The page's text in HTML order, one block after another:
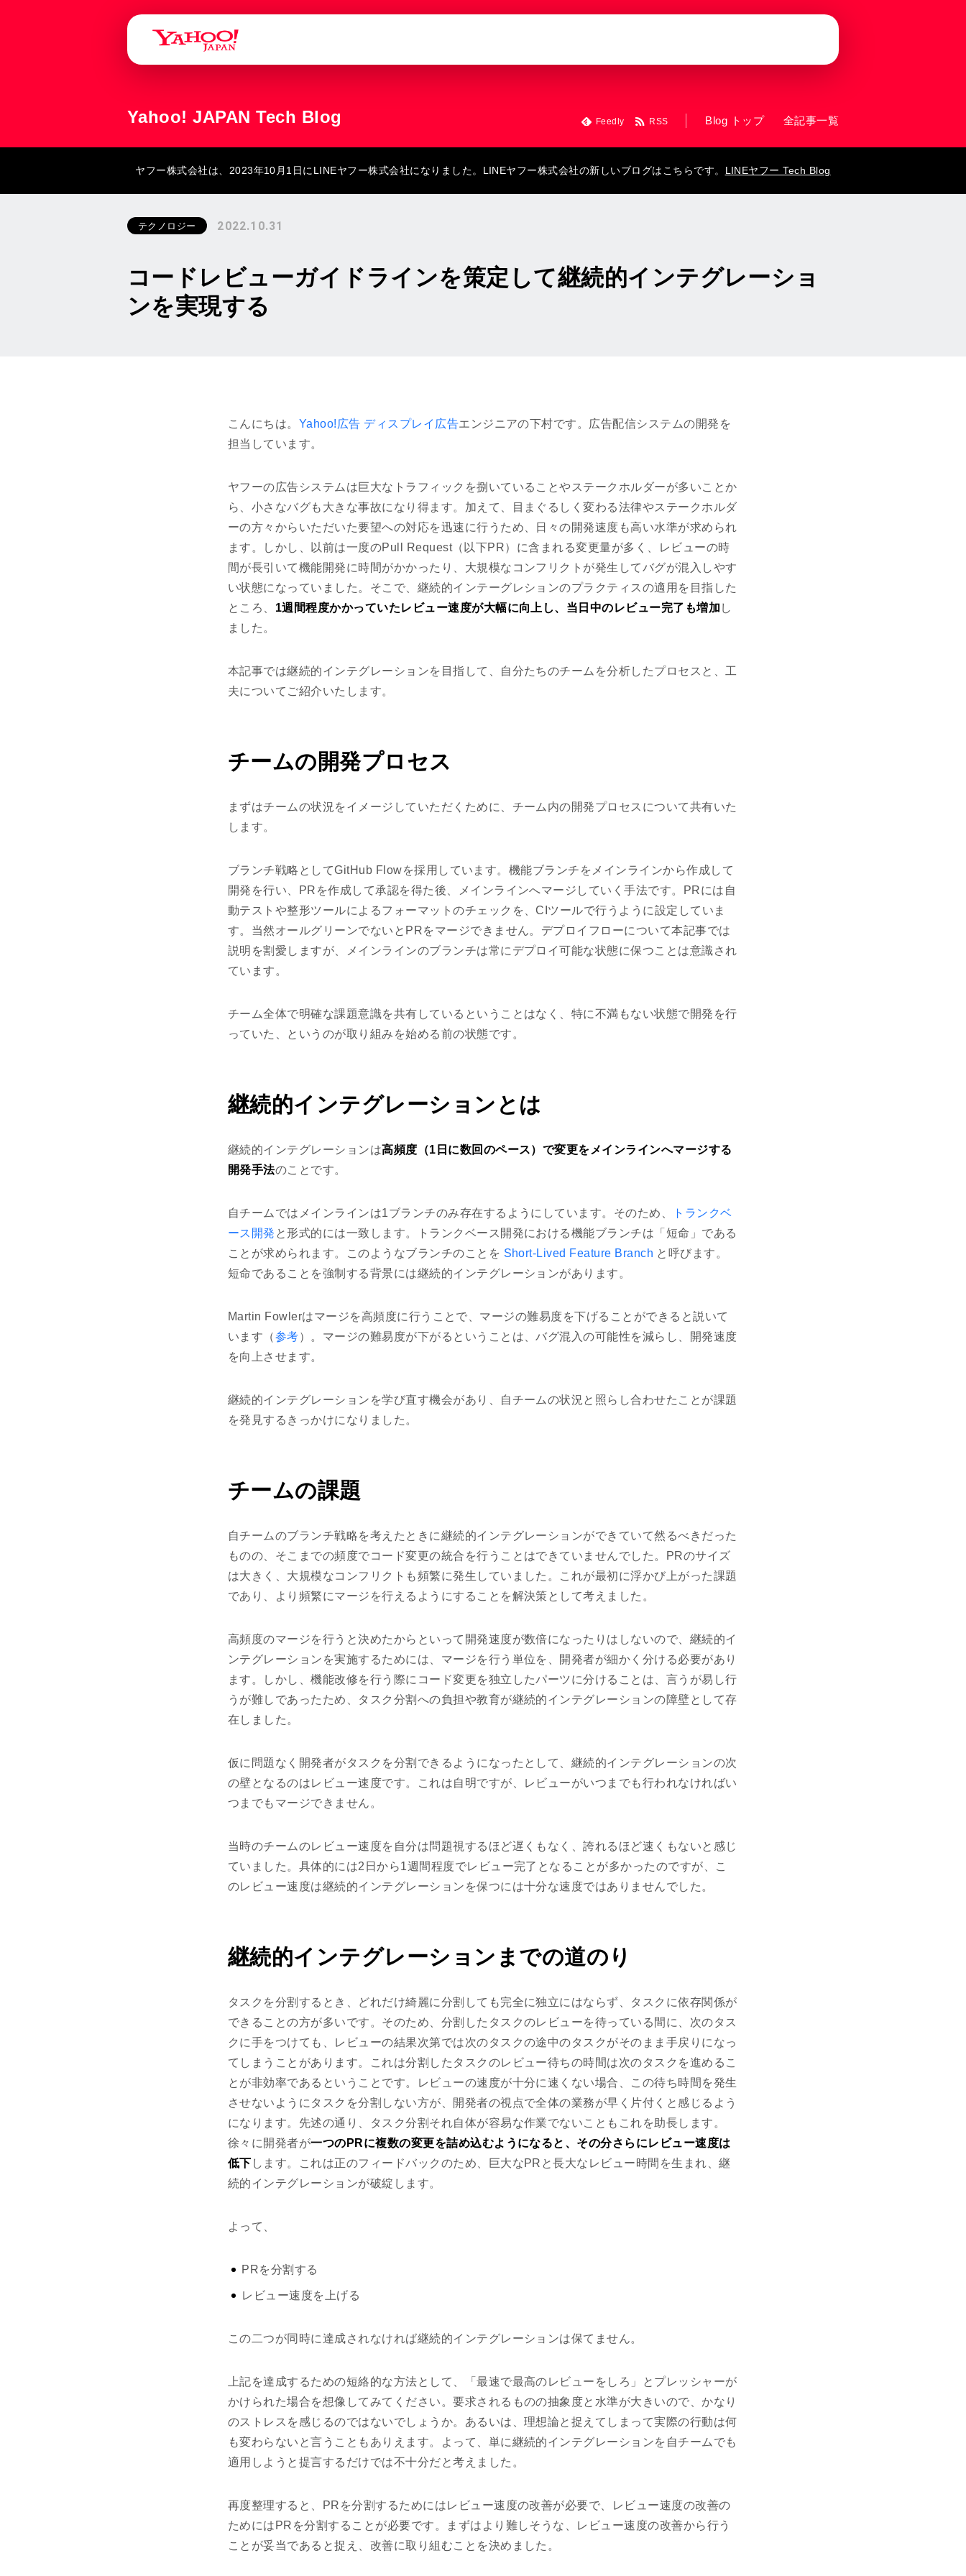
Yahoo! JAPAN Tech Blog Feedly RSS Blog トップ 全記事一覧
ヤフー株式会社は、2023年10月1日にLINEヤフー株式会社になりました。LINEヤフー株式会社の新しいブログはこちらです。 LINEヤフー Tech Blog
テクノロジー 2022.10.31
コードレビューガイドラインを策定して継続的インテグレーショ
ンを実現する
こんにちは。 Yahoo!広告 ディスプレイ広告エンジニアの下村です。広告配信システムの開発を
担当しています。
ヤフーの広告システムは巨大なトラフィックを捌いていることやステークホルダーが多いことか
ら、小さなバグも大きな事故になり得ます。加えて、目まぐるしく変わる法律やステークホルダ
ーの方々からいただいた要望への対応を迅速に行うため、日々の開発速度も高い水準が求められ
ます。しかし、以前は一度のPull Request（以下PR）に含まれる変更量が多く、レビューの時
間が長引いて機能開発に時間がかかったり、大規模なコンフリクトが発生してバグが混入しやす
い状態になっていました。そこで、継続的インテーグレションのプラクティスの適用を目指した
ところ、 1週間程度かかっていたレビュー速度が大幅に向上し、当日中のレビュー完了も増加 し
ました。
本記事では継続的インテグレーションを目指して、自分たちのチームを分析したプロセスと、工
夫についてご紹介いたします。
チームの開発プロセス
まずはチームの状況をイメージしていただくために、チーム内の開発プロセスについて共有いた
します。
ブランチ戦略としてGitHub Flowを採用しています。機能ブランチをメインラインから作成して
開発を行い、PRを作成して承認を得た後、メインラインへマージしていく手法です。PRには自
動テストや整形ツールによるフォーマットのチェックを、CIツールで行うように設定していま
す。当然オールグリーンでないとPRをマージできません。デプロイフローについて本記事では
説明を割愛しますが、メインラインのブランチは常にデプロイ可能な状態に保つことは意識され
ています。
チーム全体で明確な課題意識を共有しているということはなく、特に不満もない状態で開発を行
っていた、というのが取り組みを始める前の状態です。
継続的インテグレーションとは
継続的インテグレーションは高頻度（1日に数回のペース）で変更をメインラインへマージする
開発手法のことです。
自チームではメインラインは1ブランチのみ存在するようにしています。そのため、
トランクベ
ース開発 と形式的には一致します。トランクベース開発における機能ブランチは「短命」である
ことが求められます。このようなブランチのことを Short-Lived Feature Branch と呼びます。
短命であることを強制する背景には継続的インテグレーションがあります。
Martin Fowlerはマージを高頻度に行うことで、マージの難易度を下げることができると説いて
います（参考）。マージの難易度が下がるということは、バグ混入の可能性を減らし、開発速度
を向上させます。
継続的インテグレーションを学び直す機会があり、自チームの状況と照らし合わせたことが課題
を発見するきっかけになりました。
チームの課題
自チームのブランチ戦略を考えたときに継続的インテグレーションができていて然るべきだった
ものの、そこまでの頻度でコード変更の統合を行うことはできていませんでした。PRのサイズ
は大きく、大規模なコンフリクトも頻繁に発生していました。これが最初に浮かび上がった課題
であり、より頻繁にマージを行えるようにすることを解決策として考えました。
高頻度のマージを行うと決めたからといって開発速度が数倍になったりはしないので、継続的イ
ンテグレーションを実施するためには、マージを行う単位を、開発者が細かく分ける必要があり
ます。しかし、機能改修を行う際にコード変更を独立したパーツに分けることは、言うが易し行
うが難しであったため、タスク分割への負担や教育が継続的インテグレーションの障壁として存
在しました。
仮に問題なく開発者がタスクを分割できるようになったとして、継続的インテグレーションの次
の壁となるのはレビュー速度です。これは自明ですが、レビューがいつまでも行われなければい
つまでもマージできません。
当時のチームのレビュー速度を自分は問題視するほど遅くもなく、誇れるほど速くもないと感じ
ていました。具体的には2日から1週間程度でレビュー完了となることが多かったのですが、こ
のレビュー速度は継続的インテグレーションを保つには十分な速度ではありませんでした。
継続的インテグレーションまでの道のり
タスクを分割するとき、どれだけ綺麗に分割しても完全に独立にはならず、タスクに依存関係が
できることの方が多いです。そのため、分割したタスクのレビューを待っている間に、次のタス
クに手をつけても、レビューの結果次第では次のタスクの途中のタスクがそのまま手戻りになっ
てしまうことがあります。これは分割したタスクのレビュー待ちの時間は次のタスクを進めるこ
とが非効率であるということです。レビューの速度が十分に速くない場合、この待ち時間を発生
させないようにタスクを分割しない方が、開発者の視点で全体の業務が早く片付くと感じるよう
になります。先述の通り、タスク分割それ自体が容易な作業でないこともこれを助長します。
徐々に開発者が一つのPRに複数の変更を詰め込むようになると、その分さらにレビュー速度は
低下 します。これは正のフィードバックのため、巨大なPRと長大なレビュー時間を生まれ、継
続的インテグレーションが破綻します。
よって、
PRを分割する
レビュー速度を上げる
この二つが同時に達成されなければ継続的インテグレーションは保てません。
上記を達成するための短絡的な方法として、「最速で最高のレビューをしろ」とプレッシャーが
かけられた場合を想像してみてください。要求されるものの抽象度と水準が大きいので、かなり
のストレスを感じるのではないでしょうか。あるいは、理想論と捉えてしまって実際の行動は何
も変わらないと言うこともありえます。よって、単に継続的インテグレーションを自チームでも
適用しようと提言するだけでは不十分だと考えました。
再度整理すると、PRを分割するためにはレビュー速度の改善が必要で、レビュー速度の改善の
ためにはPRを分割することが必要です。まずはより難しそうな、レビュー速度の改善から行う
ことが妥当であると捉え、改善に取り組むことを決めました。